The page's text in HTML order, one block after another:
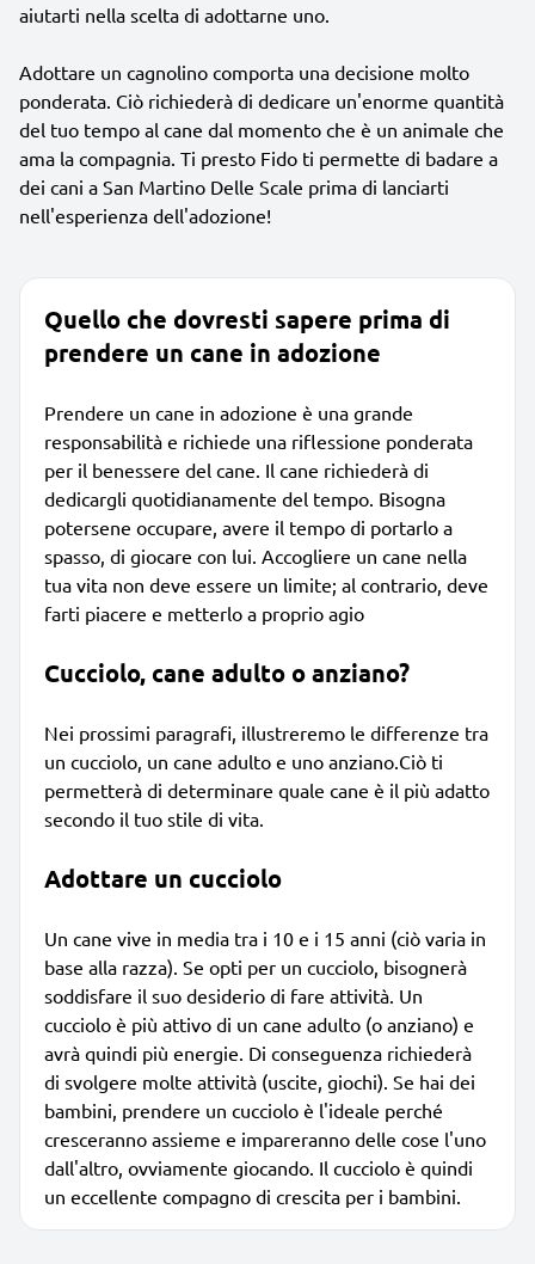
aiutarti nella scelta di adottarne uno.
Adottare un cagnolino comporta una decisione molto
ponderata. Ciò richiederà di dedicare un'enorme quantità
del tuo tempo al cane dal momento che è un animale che
ama la compagnia. Ti presto Fido ti permette di badare a
dei cani a San Martino Delle Scale prima di lanciarti
nell'esperienza dell'adozione!
Quello che dovresti sapere prima di
prendere un cane in adozione
Prendere un cane in adozione è una grande
responsabilità e richiede una riflessione ponderata
per il benessere del cane. Il cane richiederà di
dedicargli quotidianamente del tempo. Bisogna
potersene occupare, avere il tempo di portarlo a
spasso, di giocare con lui. Accogliere un cane nella
tua vita non deve essere un limite; al contrario, deve
farti piacere e metterlo a proprio agio
Cucciolo, cane adulto o anziano?
Nei prossimi paragrafi, illustreremo le differenze tra
un cucciolo, un cane adulto e uno anziano.Ciò ti
permetterà di determinare quale cane è il più adatto
secondo il tuo stile di vita.
Adottare un cucciolo
Un cane vive in media tra i 10 e i 15 anni (ciò varia in
base alla razza). Se opti per un cucciolo, bisognerà
soddisfare il suo desiderio di fare attività. Un
cucciolo è più attivo di un cane adulto (o anziano) e
avrà quindi più energie. Di conseguenza richiederà
di svolgere molte attività (uscite, giochi). Se hai dei
bambini, prendere un cucciolo è l'ideale perché
cresceranno assieme e impareranno delle cose l'uno
dall'altro, ovviamente giocando. Il cucciolo è quindi
un eccellente compagno di crescita per i bambini.